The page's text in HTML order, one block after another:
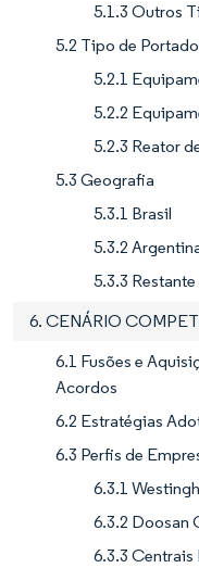
5.1.3 Outros
5.2 Tipo de
5.2.1
5.2.2
5.2.3 Reator
5.3 Geografia
5.3.1 Brasil
5.3.2
5.3.3
6. CENÁRIO
6.1 Fusões e
Acordos
6.2 Estratégias
6.3 Perfis de
6.3.1
6.3.2 Doosan
6.3.3 Centrais